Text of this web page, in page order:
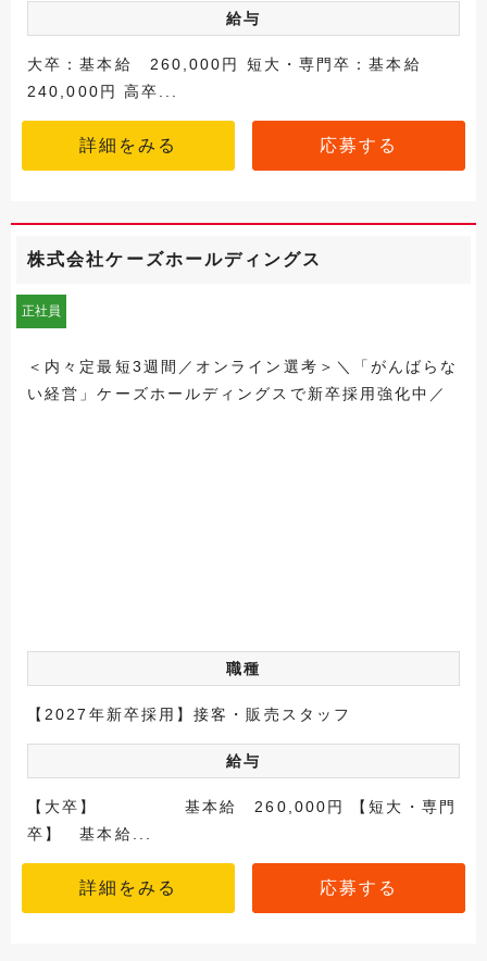
給与
大卒：基本給 260,000円 短大・専門卒：基本給
240,000円 高卒...
詳細をみる 応募する
株式会社ケーズホールディングス
正社員
＜内々定最短3週間／オンライン選考＞＼「がんばらな
い経営」ケーズホールディングスで新卒採用強化中／
職種
【2027年新卒採用】接客・販売スタッフ
給与
【大卒】 基本給 260,000円 【短大・専門
卒】 基本給...
詳細をみる 応募する